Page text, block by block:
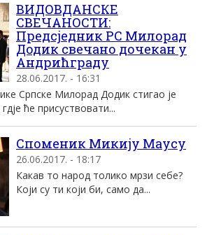
ВИДОВДАНСКЕ
СВЕЧАНОСТИ:
Предсједник РС Милорад
Додик свечано дочекан у
Андрићграду
28.06.2017. - 16:31
Српске Милорад Додик стигао је
ће присуствовати...
Споменик Микију Маусу
26.06.2017. - 18:17
Какав то народ толико мрзи себе?
Који су ти који би, само да...